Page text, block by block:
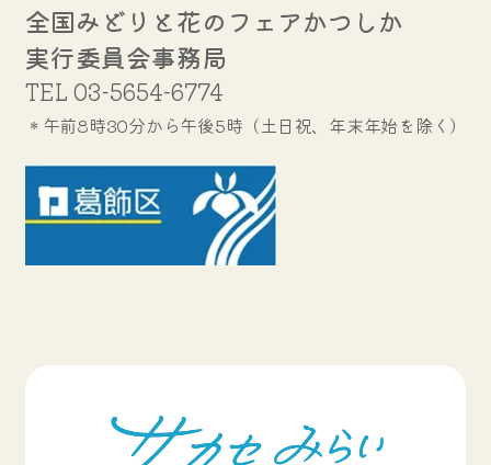
全国みどりと花のフェアかつしか
実行委員会事務局
TEL 03-5654-6774
＊午前8時30分から午後5時（土日祝、年末年始を除く）